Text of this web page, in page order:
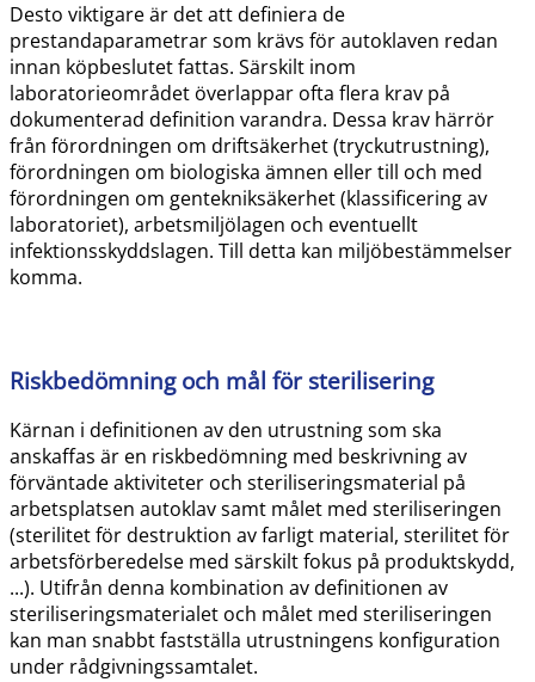
Desto viktigare är det att definiera de
prestandaparametrar som krävs för autoklaven redan
innan köpbeslutet fattas. Särskilt inom
laboratorieområdet överlappar ofta flera krav på
dokumenterad definition varandra. Dessa krav härrör
från förordningen om driftsäkerhet (tryckutrustning),
förordningen om biologiska ämnen eller till och med
förordningen om gentekniksäkerhet (klassificering av
laboratoriet), arbetsmiljölagen och eventuellt
infektionsskyddslagen. Till detta kan miljöbestämmelser
komma.
Riskbedömning och mål för sterilisering
Kärnan i definitionen av den utrustning som ska
anskaffas är en riskbedömning med beskrivning av
förväntade aktiviteter och steriliseringsmaterial på
arbetsplatsen autoklav samt målet med steriliseringen
(sterilitet för destruktion av farligt material, sterilitet för
arbetsförberedelse med särskilt fokus på produktskydd,
...). Utifrån denna kombination av definitionen av
steriliseringsmaterialet och målet med steriliseringen
kan man snabbt fastställa utrustningens konfiguration
under rådgivningssamtalet.